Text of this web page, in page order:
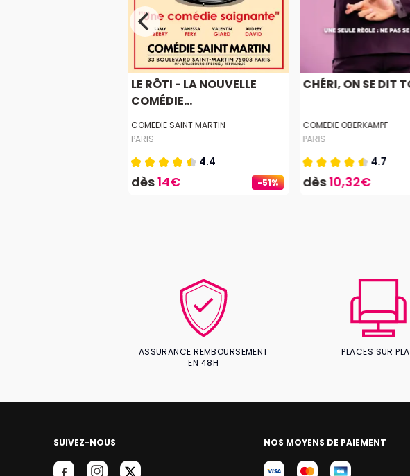
-51%
LE RÔTI - LA NOUVELLE
COMÉDIE...
COMEDIE SAINT MARTIN
PARIS
4.4
dès14€
CHÉRI, ON SE DIT
COMEDIE OBERKAMPF
PARIS
4.7
dès10,32€
ASSURANCE REMBOURSEMENT
EN 48H
PLACES SUR
SUIVEZ-NOUS NOS MOYENS DE PAIEMENT